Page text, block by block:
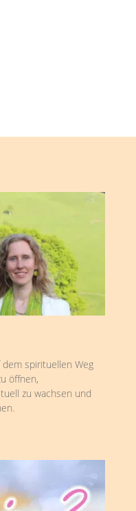
spirituellen Weg
öffnen,
zu wachsen und